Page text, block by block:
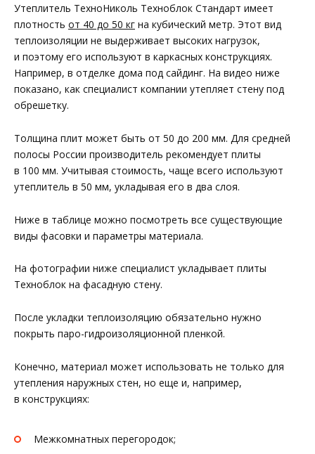
Утеплитель ТехноНиколь Техноблок Стандарт имеет
плотность от 40 до 50 кг на кубический метр. Этот вид
теплоизоляции не выдерживает высоких нагрузок,
и поэтому его используют в каркасных конструкциях.
Например, в отделке дома под сайдинг. На видео ниже
показано, как специалист компании утепляет стену под
обрешетку.
Толщина плит может быть от 50 до 200 мм. Для средней
полосы России производитель рекомендует плиты
в 100 мм. Учитывая стоимость, чаще всего используют
утеплитель в 50 мм, укладывая его в два слоя.
Ниже в таблице можно посмотреть все существующие
виды фасовки и параметры материала.
На фотографии ниже специалист укладывает плиты
Техноблок на фасадную стену.
После укладки теплоизоляцию обязательно нужно
покрыть паро-гидроизоляционной пленкой.
Конечно, материал может использовать не только для
утепления наружных стен, но еще и, например,
в конструкциях:
Межкомнатных перегородок;